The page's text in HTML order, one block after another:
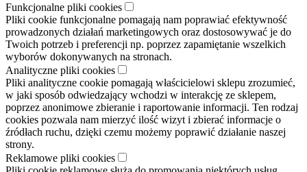
Funkcjonalne pliki cookies
Pliki cookie funkcjonalne pomagają nam poprawiać efektywność
prowadzonych działań marketingowych oraz dostosowywać je do
Twoich potrzeb i preferencji np. poprzez zapamiętanie wszelkich
wyborów dokonywanych na stronach.
Analityczne pliki cookies
Pliki analityczne cookie pomagają właścicielowi sklepu zrozumieć,
w jaki sposób odwiedzający wchodzi w interakcję ze sklepem,
poprzez anonimowe zbieranie i raportowanie informacji. Ten rodzaj
cookies pozwala nam mierzyć ilość wizyt i zbierać informacje o
źródłach ruchu, dzięki czemu możemy poprawić działanie naszej
strony.
Reklamowe pliki cookies